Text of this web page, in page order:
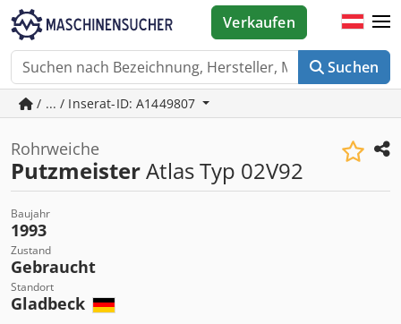
Suchen
Verkaufen
/ ... / Inserat-ID: A1449807
Rohrweiche
PutzmeisterAtlas Typ 02V92
Baujahr
1993
Zustand
Gebraucht
Standort
Gladbeck